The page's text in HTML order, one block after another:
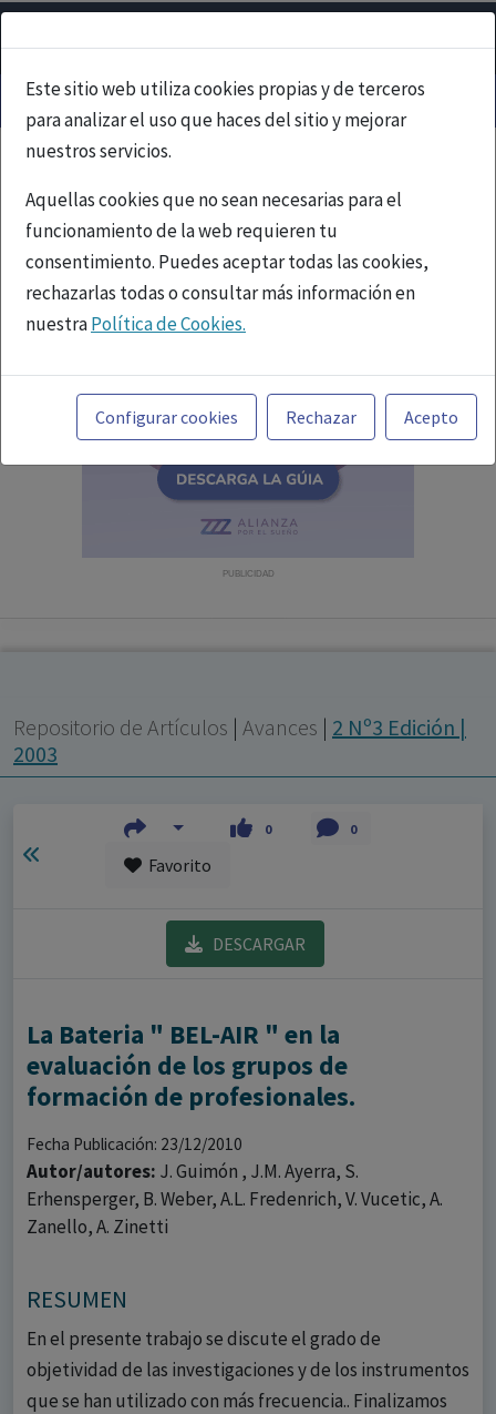
Este sitio web utiliza cookies propias y de terceros
para analizar el uso que haces del sitio y mejorar
nuestros servicios.
Aquellas cookies que no sean necesarias para el
funcionamiento de la web requieren tu
consentimiento. Puedes aceptar todas las cookies,
rechazarlas todas o consultar más información en
nuestraPolítica de Cookies.
Toda la información incluida en la Página Web está
referida a productos del mercado español y, por
tanto, dirigida a profesionales sanitarios legalmente
facultados para prescribir o dispensar medicamentos
con ejercicio profesional. La información técnica de los
fármacos se facilita a título meramente informativo,
Configurar cookies Rechazar Acepto
PUBLICIDAD
Repositorio de Artículos | Avances | 2 Nº3 Edición |
2003
0 0
Favorito
DESCARGAR
La Bateria " BEL-AIR " en la
evaluación de los grupos de
formación de profesionales.
Fecha Publicación: 23/12/2010
Autor/autores: J. Guimón , J.M. Ayerra, S.
Erhensperger, B. Weber, A.L. Fredenrich, V. Vucetic, A.
Zanello, A. Zinetti
RESUMEN
En el presente trabajo se discute el grado de
objetividad de las investigaciones y de los instrumentos
que se han utilizado con más frecuencia.. Finalizamos